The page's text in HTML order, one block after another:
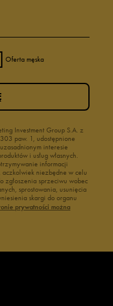
Oferta męska
Investment Group S.A. z
paw. 1, udostępnione
interesie
i usług własnych.
informacji
niezbędne w celu
zgłoszenia sprzeciwu wobec
sprostowania, usunięcia
skargi do organu
prywatności można